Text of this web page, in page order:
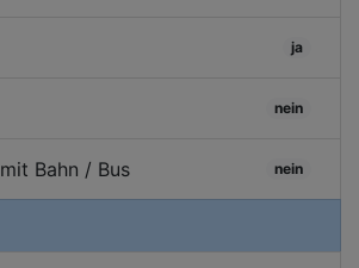
ja
nein
Bahn / Bus nein